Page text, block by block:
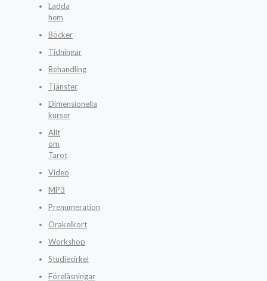
Ladda
hem
Böcker
Tidningar
Behandling
Tjänster
Dimensionella
kurser
Allt
om
Tarot
Video
MP3
Prenumeration
Orakelkort
Workshop
Studiecirkel
Föreläsningar